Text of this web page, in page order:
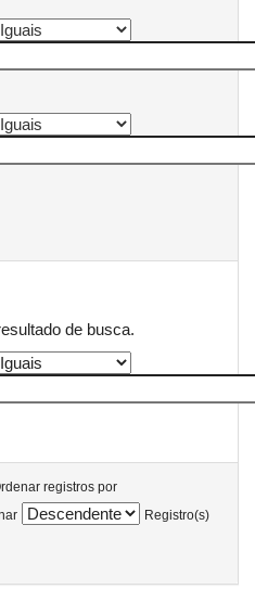
de busca.
registros por
Registro(s)